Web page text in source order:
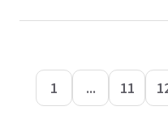
1 ... 11